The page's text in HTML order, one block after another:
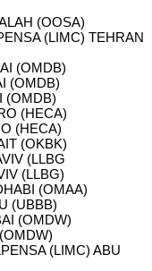
(OOSA)
(LIMC) TEHRAN
(OMDB)
(OMDB)
(OMDB)
(HECA)
(HECA)
(OKBK)
(LLBG
(LLBG)
(OMAA)
(UBBB)
(OMDW)
(LIMC) ABU